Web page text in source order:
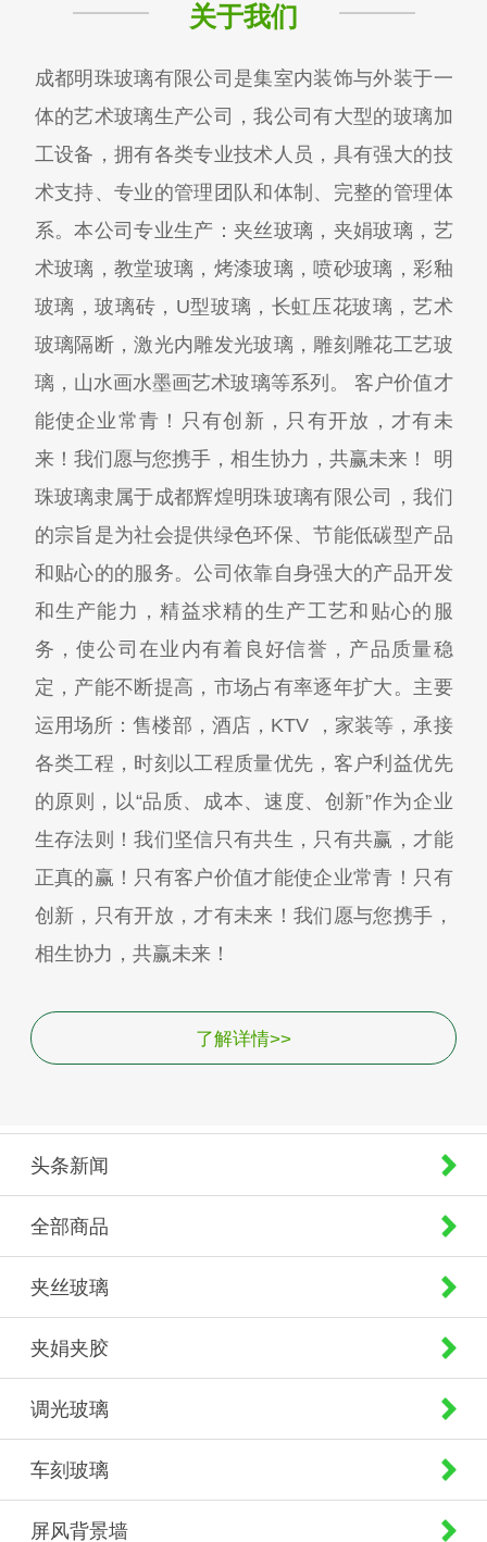
关于我们
成都明珠玻璃有限公司是集室内装饰与外装于一
体的艺术玻璃生产公司，我公司有大型的玻璃加
工设备，拥有各类专业技术人员，具有强大的技
术支持、专业的管理团队和体制、完整的管理体
系。本公司专业生产：夹丝玻璃，夹娟玻璃，艺
术玻璃，教堂玻璃，烤漆玻璃，喷砂玻璃，彩釉
玻璃，玻璃砖，U型玻璃，长虹压花玻璃，艺术
玻璃隔断，激光内雕发光玻璃，雕刻雕花工艺玻
璃，山水画水墨画艺术玻璃等系列。 客户价值才
能使企业常青！只有创新，只有开放，才有未
来！我们愿与您携手，相生协力，共赢未来！ 明
珠玻璃隶属于成都辉煌明珠玻璃有限公司，我们
的宗旨是为社会提供绿色环保、节能低碳型产品
和贴心的的服务。公司依靠自身强大的产品开发
和生产能力，精益求精的生产工艺和贴心的服
务，使公司在业内有着良好信誉，产品质量稳
定，产能不断提高，市场占有率逐年扩大。主要
运用场所：售楼部，酒店，KTV ，家装等，承接
各类工程，时刻以工程质量优先，客户利益优先
的原则，以“品质、成本、速度、创新”作为企业
生存法则！我们坚信只有共生，只有共赢，才能
正真的赢！只有客户价值才能使企业常青！只有
创新，只有开放，才有未来！我们愿与您携手，
相生协力，共赢未来！
了解详情>>
头条新闻
全部商品
夹丝玻璃
夹娟夹胶
调光玻璃
车刻玻璃
屏风背景墙